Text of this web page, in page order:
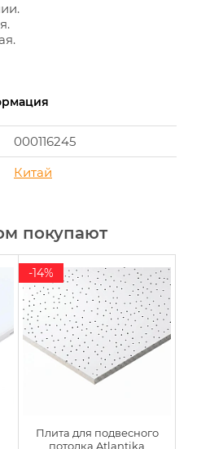
000116245
Китай
покупают
Плита для подвесного
потолка Atlantika
-14%